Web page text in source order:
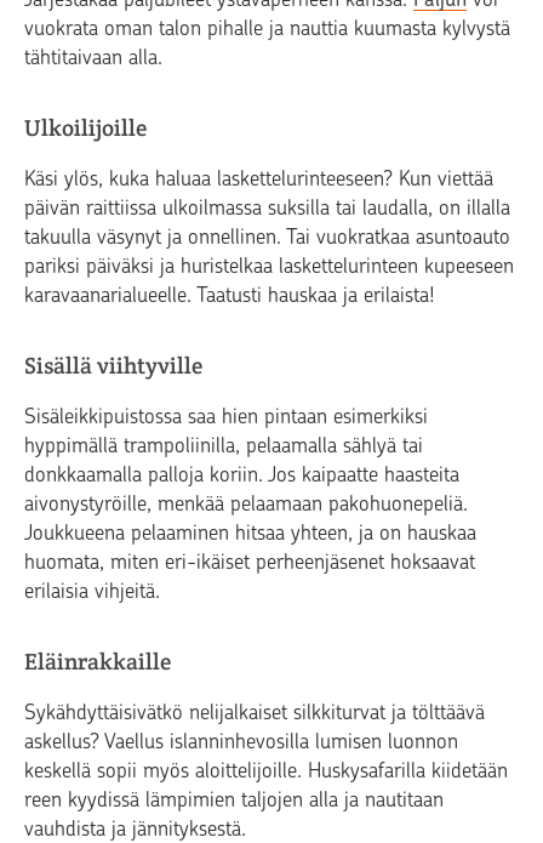
vuokrata oman talon pihalle ja nauttia kuumasta kylvystä
tähtitaivaan alla.
Ulkoilijoille
Käsi ylös, kuka haluaa laskettelurinteeseen? Kun viettää
päivän raittiissa ulkoilmassa suksilla tai laudalla, on illalla
takuulla väsynyt ja onnellinen. Tai vuokratkaa asuntoauto
pariksi päiväksi ja huristelkaa laskettelurinteen kupeeseen
karavaanarialueelle. Taatusti hauskaa ja erilaista!
Sisällä viihtyville
Sisäleikkipuistossa saa hien pintaan esimerkiksi
hyppimällä trampoliinilla, pelaamalla sählyä tai
donkkaamalla palloja koriin. Jos kaipaatte haasteita
aivonystyröille, menkää pelaamaan pakohuonepeliä.
Joukkueena pelaaminen hitsaa yhteen, ja on hauskaa
huomata, miten eri-ikäiset perheenjäsenet hoksaavat
erilaisia vihjeitä.
Eläinrakkaille
Sykähdyttäisivätkö nelijalkaiset silkkiturvat ja tölttäävä
askellus? Vaellus islanninhevosilla lumisen luonnon
keskellä sopii myös aloittelijoille. Huskysafarilla kiidetään
reen kyydissä lämpimien taljojen alla ja nautitaan
vauhdista ja jännityksestä.